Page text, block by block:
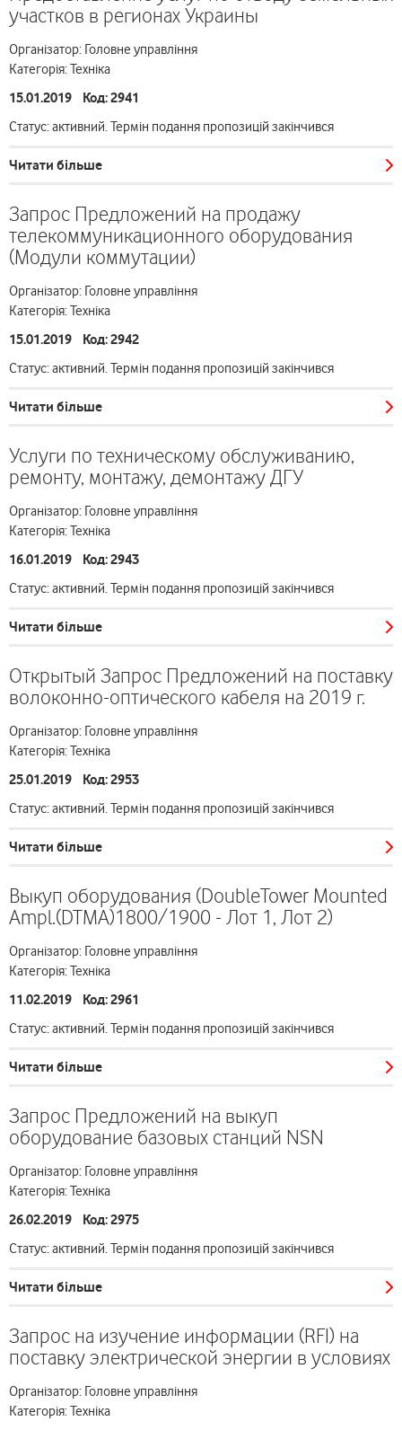
участков в регионах Украины
Організатор: Головне управління
Категорія: Техніка
15.01.2019 Код: 2941
Статус: активний. Термін подання пропозицій закінчився
Читати більше
Запрос Предложений на продажу
телекоммуникационного оборудования
(Модули коммутации)
Організатор: Головне управління
Категорія: Техніка
15.01.2019 Код: 2942
Статус: активний. Термін подання пропозицій закінчився
Читати більше
Услуги по техническому обслуживанию,
ремонту, монтажу, демонтажу ДГУ
Організатор: Головне управління
Категорія: Техніка
16.01.2019 Код: 2943
Статус: активний. Термін подання пропозицій закінчився
Читати більше
Открытый Запрос Предложений на поставку
волоконно-оптического кабеля на 2019 г.
Організатор: Головне управління
Категорія: Техніка
25.01.2019 Код: 2953
Статус: активний. Термін подання пропозицій закінчився
Читати більше
Выкуп оборудования (DoubleTower Mounted
Ampl.(DTMA)1800/1900 - Лот 1, Лот 2)
Організатор: Головне управління
Категорія: Техніка
11.02.2019 Код: 2961
Статус: активний. Термін подання пропозицій закінчився
Читати більше
Запрос Предложений на выкуп
оборудование базовых станций NSN
Організатор: Головне управління
Категорія: Техніка
26.02.2019 Код: 2975
Статус: активний. Термін подання пропозицій закінчився
Читати більше
Запрос на изучение информации (RFI) на
поставку электрической энергии в условиях
Організатор: Головне управління
Категорія: Техніка